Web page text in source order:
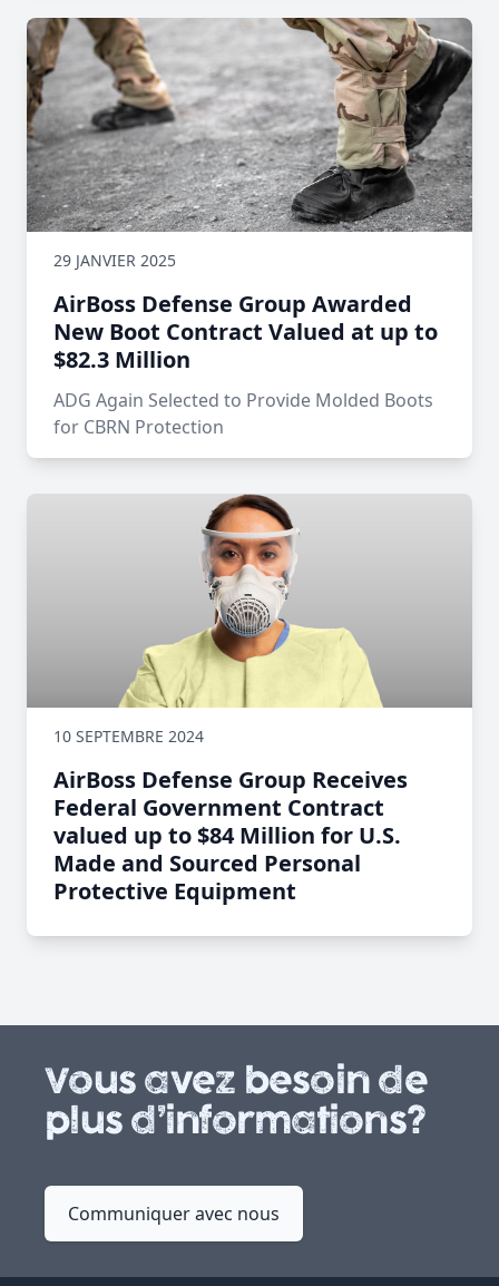
29 JANVIER 2025
AirBoss Defense Group Awarded
New Boot Contract Valued at up to
$82.3 Million
ADG Again Selected to Provide Molded Boots
for CBRN Protection
10 SEPTEMBRE 2024
AirBoss Defense Group Receives
Federal Government Contract
valued up to $84 Million for U.S.
Made and Sourced Personal
Protective Equipment
Vous avez besoin de
plus d’informations?
Communiquer avec nous